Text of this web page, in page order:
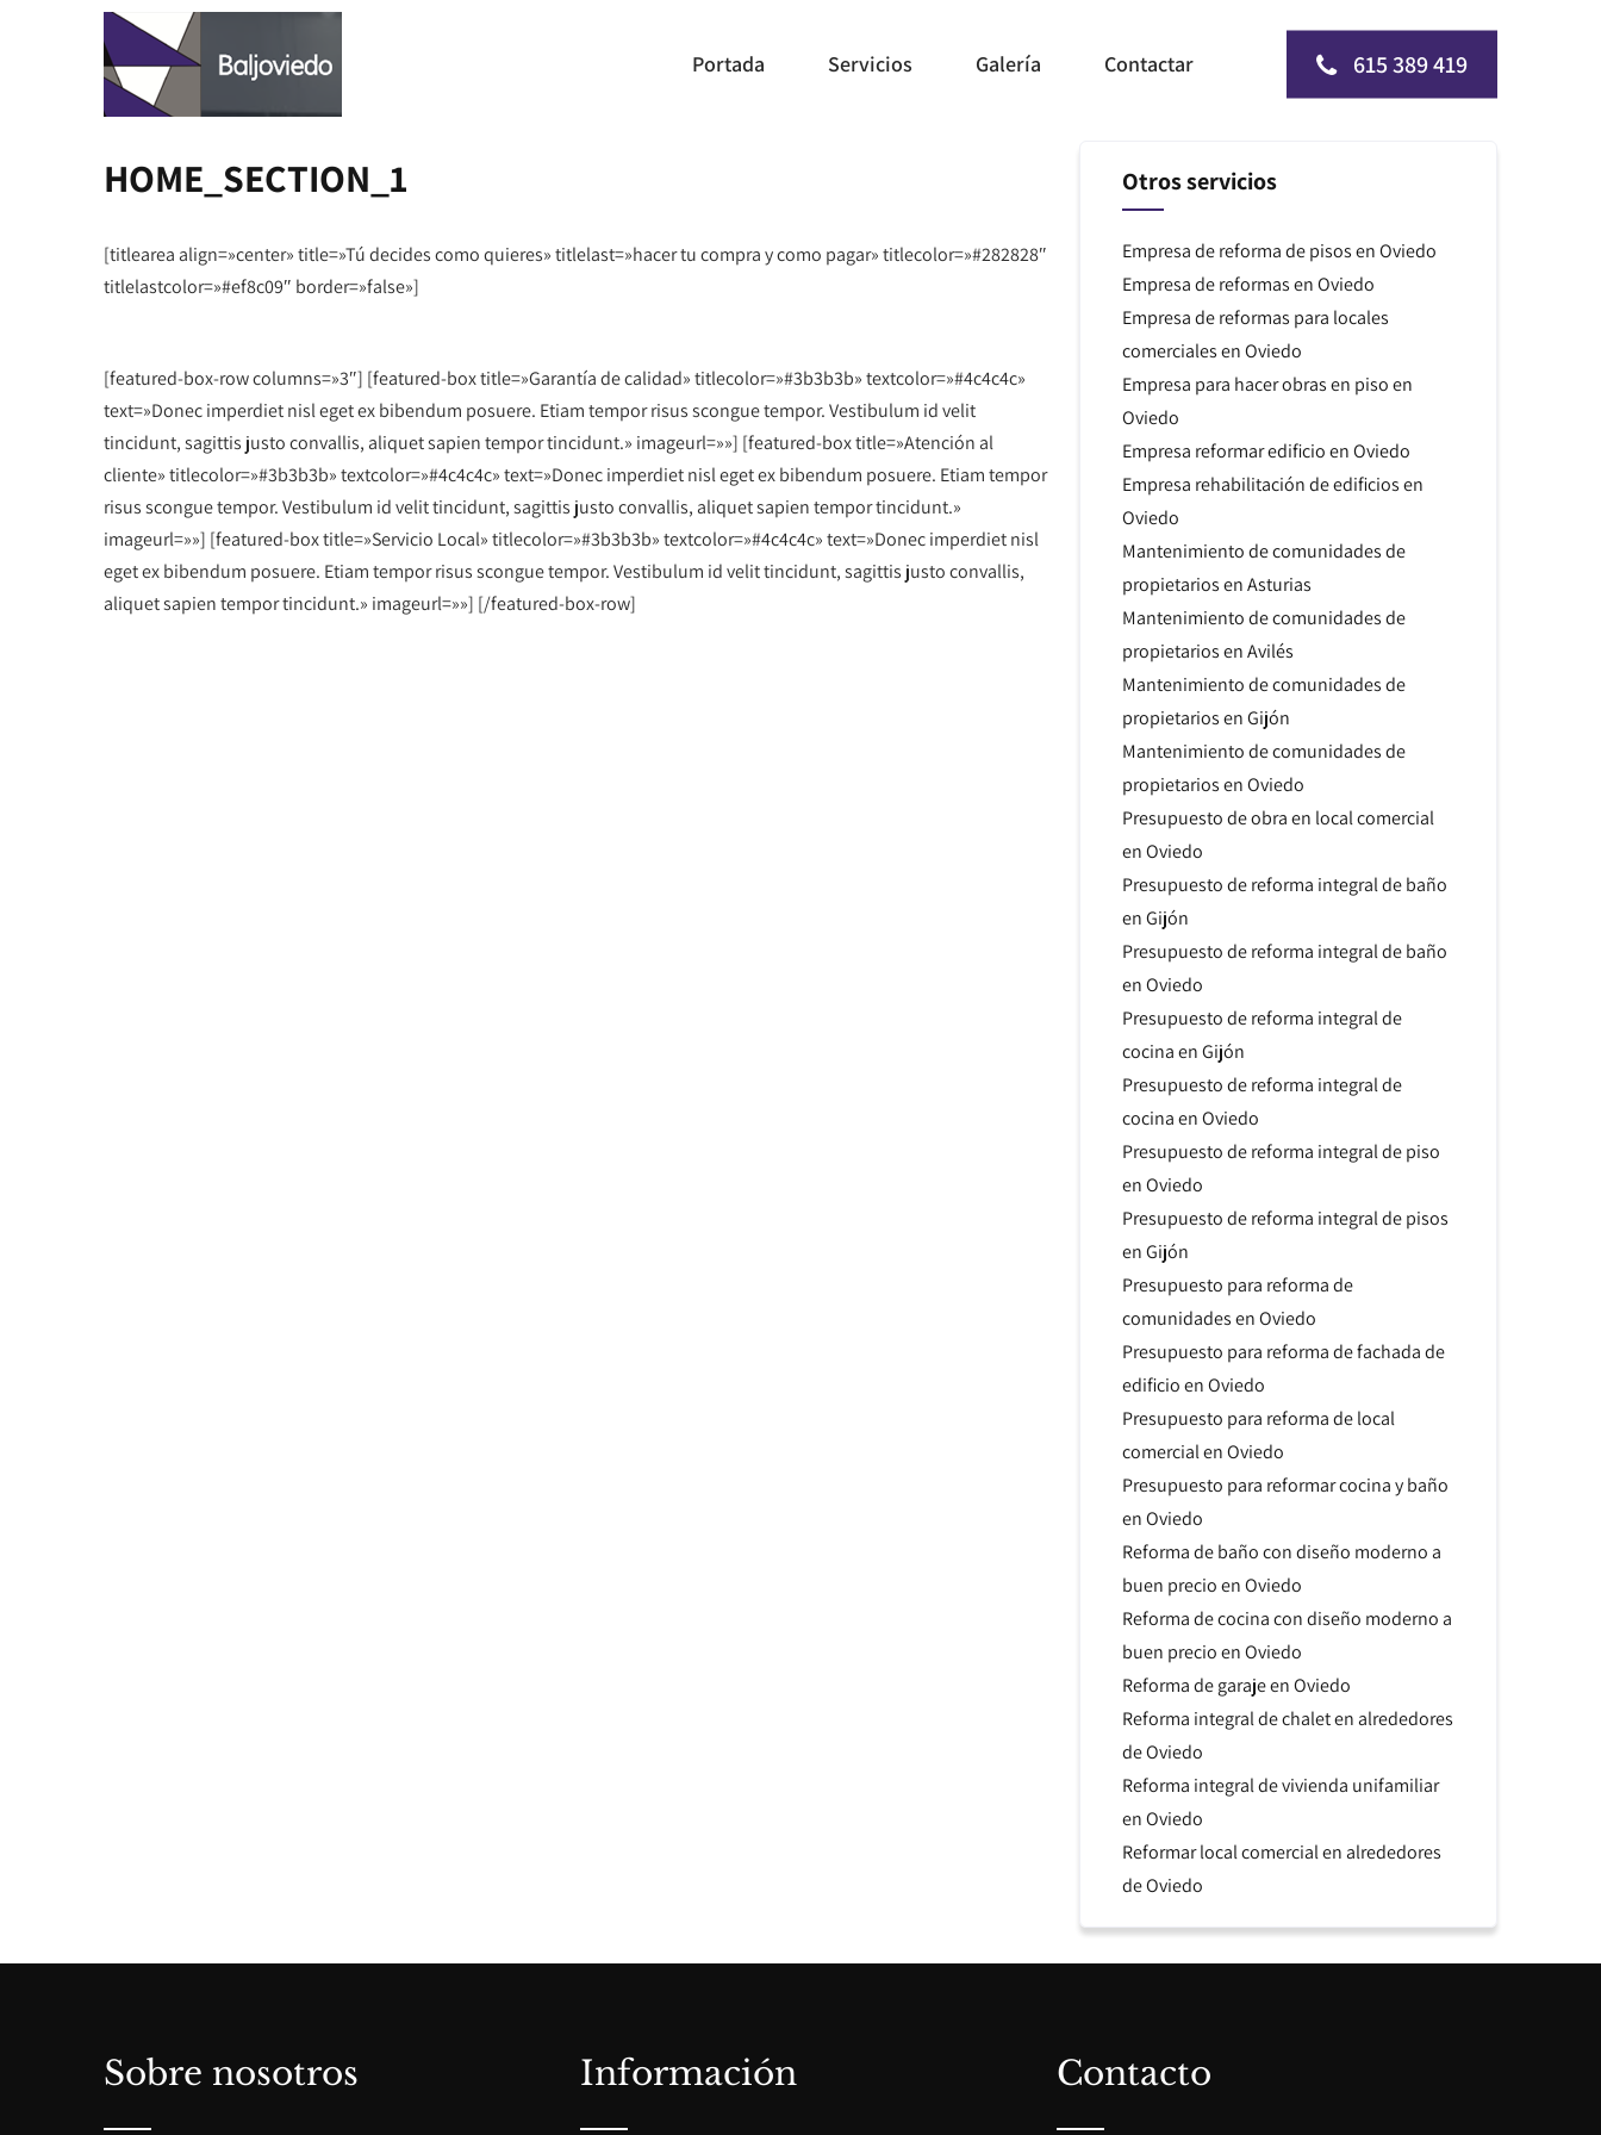
615 389 419
Portada Servicios Galería Contactar
HOME_SECTION_1
[titlearea align=»center» title=»Tú decides como quieres» titlelast=»hacer tu compra y como pagar» titlecolor=»#282828″
titlelastcolor=»#ef8c09″ border=»false»]
[featured-box-row columns=»3″] [featured-box title=»Garantía de calidad» titlecolor=»#3b3b3b» textcolor=»#4c4c4c»
text=»Donec imperdiet nisl eget ex bibendum posuere. Etiam tempor risus scongue tempor. Vestibulum id velit
tincidunt, sagittis justo convallis, aliquet sapien tempor tincidunt.» imageurl=»»] [featured-box title=»Atención al
cliente» titlecolor=»#3b3b3b» textcolor=»#4c4c4c» text=»Donec imperdiet nisl eget ex bibendum posuere. Etiam tempor
risus scongue tempor. Vestibulum id velit tincidunt, sagittis justo convallis, aliquet sapien tempor tincidunt.»
imageurl=»»] [featured-box title=»Servicio Local» titlecolor=»#3b3b3b» textcolor=»#4c4c4c» text=»Donec imperdiet nisl
eget ex bibendum posuere. Etiam tempor risus scongue tempor. Vestibulum id velit tincidunt, sagittis justo convallis,
aliquet sapien tempor tincidunt.» imageurl=»»] [/featured-box-row]
Otros servicios
Empresa de reforma de pisos en Oviedo
Empresa de reformas en Oviedo
Empresa de reformas para locales
comerciales en Oviedo
Empresa para hacer obras en piso en
Oviedo
Empresa reformar edificio en Oviedo
Empresa rehabilitación de edificios en
Oviedo
Mantenimiento de comunidades de
propietarios en Asturias
Mantenimiento de comunidades de
propietarios en Avilés
Mantenimiento de comunidades de
propietarios en Gijón
Mantenimiento de comunidades de
propietarios en Oviedo
Presupuesto de obra en local comercial
en Oviedo
Presupuesto de reforma integral de baño
en Gijón
Presupuesto de reforma integral de baño
en Oviedo
Presupuesto de reforma integral de
cocina en Gijón
Presupuesto de reforma integral de
cocina en Oviedo
Presupuesto de reforma integral de piso
en Oviedo
Presupuesto de reforma integral de pisos
en Gijón
Presupuesto para reforma de
comunidades en Oviedo
Presupuesto para reforma de fachada de
edificio en Oviedo
Presupuesto para reforma de local
comercial en Oviedo
Presupuesto para reformar cocina y baño
en Oviedo
Reforma de baño con diseño moderno a
buen precio en Oviedo
Reforma de cocina con diseño moderno a
buen precio en Oviedo
Reforma de garaje en Oviedo
Reforma integral de chalet en alrededores
de Oviedo
Reforma integral de vivienda unifamiliar
en Oviedo
Reformar local comercial en alrededores
de Oviedo
Sobre nosotros Información Contacto